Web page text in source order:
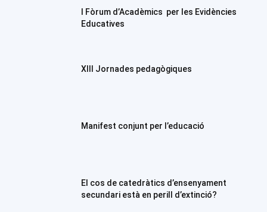
I Fòrum d’Acadèmics per les Evidències
Educatives
XIII Jornades pedagògiques
Manifest conjunt per l’educació
El cos de catedràtics d’ensenyament
secundari està en perill d’extinció?